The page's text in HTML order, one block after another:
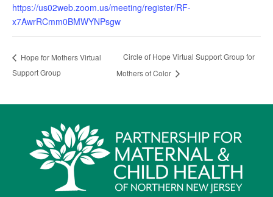
https://us02web.zoom.us/meeting/register/RF-
x7AwrRCmm0BMWYNPsgw
Hope for Mothers Virtual
Support Group
Circle of Hope Virtual Support Group for
Mothers of Color